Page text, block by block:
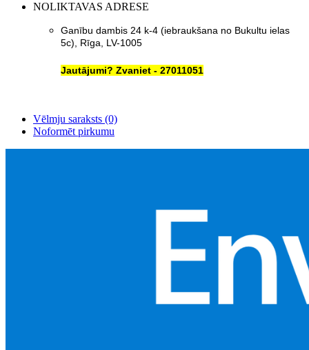
NOLIKTAVAS ADRESE
Ganību dambis 24 k-4 (iebraukšana no Bukultu ielas
5c), Rīga, LV-1005
Jautājumi? Zvaniet - 27011051
Vēlmju saraksts (0)
Noformēt pirkumu